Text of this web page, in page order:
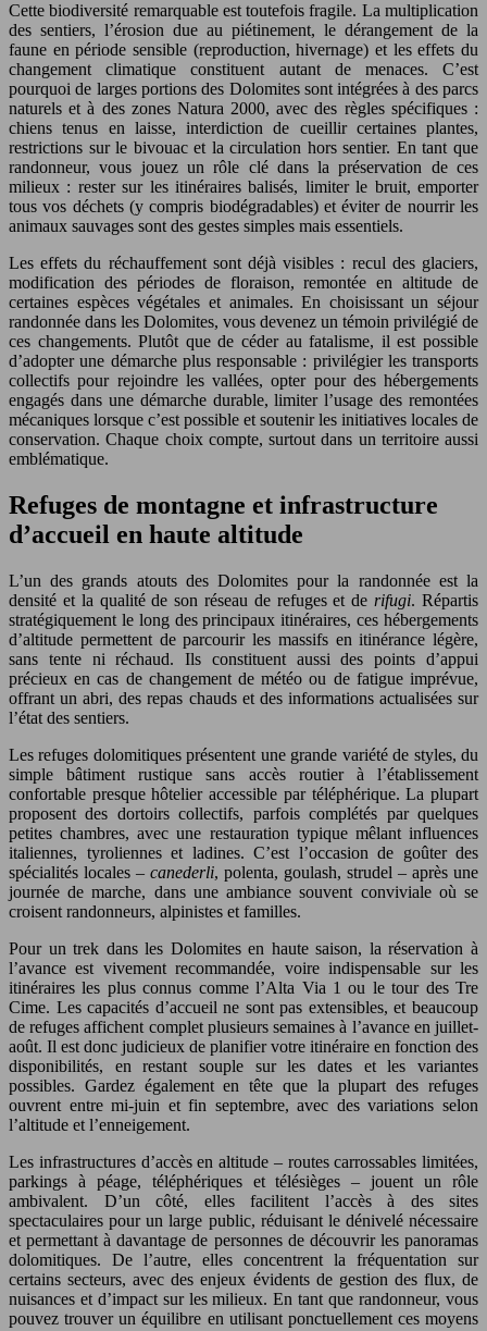
Cette biodiversité remarquable est toutefois fragile. La multiplication
des sentiers, l’érosion due au piétinement, le dérangement de la
faune en période sensible (reproduction, hivernage) et les effets du
changement climatique constituent autant de menaces. C’est
pourquoi de larges portions des Dolomites sont intégrées à des parcs
naturels et à des zones Natura 2000, avec des règles spécifiques :
chiens tenus en laisse, interdiction de cueillir certaines plantes,
restrictions sur le bivouac et la circulation hors sentier. En tant que
randonneur, vous jouez un rôle clé dans la préservation de ces
milieux : rester sur les itinéraires balisés, limiter le bruit, emporter
tous vos déchets (y compris biodégradables) et éviter de nourrir les
animaux sauvages sont des gestes simples mais essentiels.
Les effets du réchauffement sont déjà visibles : recul des glaciers,
modification des périodes de floraison, remontée en altitude de
certaines espèces végétales et animales. En choisissant un séjour
randonnée dans les Dolomites, vous devenez un témoin privilégié de
ces changements. Plutôt que de céder au fatalisme, il est possible
d’adopter une démarche plus responsable : privilégier les transports
collectifs pour rejoindre les vallées, opter pour des hébergements
engagés dans une démarche durable, limiter l’usage des remontées
mécaniques lorsque c’est possible et soutenir les initiatives locales de
conservation. Chaque choix compte, surtout dans un territoire aussi
emblématique.
Refuges de montagne et infrastructure
d’accueil en haute altitude
L’un des grands atouts des Dolomites pour la randonnée est la
densité et la qualité de son réseau de refuges et de rifugi. Répartis
stratégiquement le long des principaux itinéraires, ces hébergements
d’altitude permettent de parcourir les massifs en itinérance légère,
sans tente ni réchaud. Ils constituent aussi des points d’appui
précieux en cas de changement de météo ou de fatigue imprévue,
offrant un abri, des repas chauds et des informations actualisées sur
l’état des sentiers.
Les refuges dolomitiques présentent une grande variété de styles, du
simple bâtiment rustique sans accès routier à l’établissement
confortable presque hôtelier accessible par téléphérique. La plupart
proposent des dortoirs collectifs, parfois complétés par quelques
petites chambres, avec une restauration typique mêlant influences
italiennes, tyroliennes et ladines. C’est l’occasion de goûter des
spécialités locales – canederli, polenta, goulash, strudel – après une
journée de marche, dans une ambiance souvent conviviale où se
croisent randonneurs, alpinistes et familles.
Pour un trek dans les Dolomites en haute saison, la réservation à
l’avance est vivement recommandée, voire indispensable sur les
itinéraires les plus connus comme l’Alta Via 1 ou le tour des Tre
Cime. Les capacités d’accueil ne sont pas extensibles, et beaucoup
de refuges affichent complet plusieurs semaines à l’avance en juillet-
août. Il est donc judicieux de planifier votre itinéraire en fonction des
disponibilités, en restant souple sur les dates et les variantes
possibles. Gardez également en tête que la plupart des refuges
ouvrent entre mi-juin et fin septembre, avec des variations selon
l’altitude et l’enneigement.
Les infrastructures d’accès en altitude – routes carrossables limitées,
parkings à péage, téléphériques et télésièges – jouent un rôle
ambivalent. D’un côté, elles facilitent l’accès à des sites
spectaculaires pour un large public, réduisant le dénivelé nécessaire
et permettant à davantage de personnes de découvrir les panoramas
dolomitiques. De l’autre, elles concentrent la fréquentation sur
certains secteurs, avec des enjeux évidents de gestion des flux, de
nuisances et d’impact sur les milieux. En tant que randonneur, vous
pouvez trouver un équilibre en utilisant ponctuellement ces moyens